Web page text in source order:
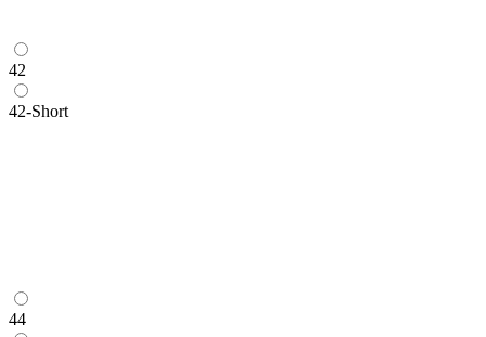
42
42-Short
44